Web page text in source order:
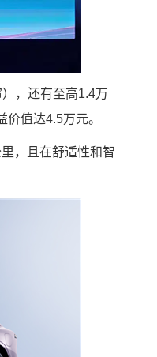
，还有至高1.4万
值达4.5万元。
，且在舒适性和智